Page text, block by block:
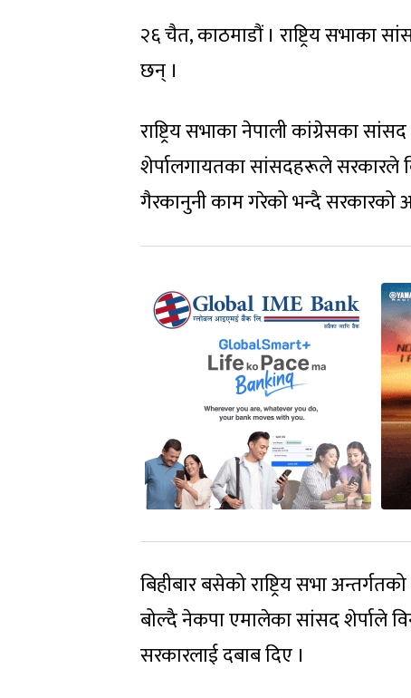
२६ चैत, काठमाडौं । राष्ट्रिय सभाका
छन् ।
राष्ट्रिय सभाका नेपाली कांग्रेसका
शेर्पालगायतका सांसदहरूले सरकारले
गैरकानुनी काम गरेको भन्दै सरकारको
बिहीबार बसेको राष्ट्रिय सभा
बोल्दै नेकपा एमालेका सांसद शेर्पाले
सरकारलाई दबाब दिए ।